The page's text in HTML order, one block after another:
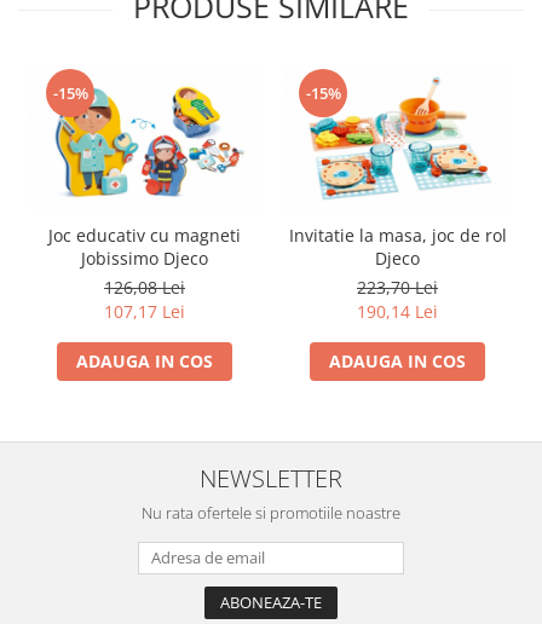
-15%
Joc educativ cu magneti
Jobissimo Djeco
126,08 Lei
107,17 Lei
ADAUGA IN COS
-15%
Invitatie la masa, joc de rol
Djeco
223,70 Lei
190,14 Lei
ADAUGA IN COS
NEWSLETTER
Nu rata ofertele si promotiile noastre